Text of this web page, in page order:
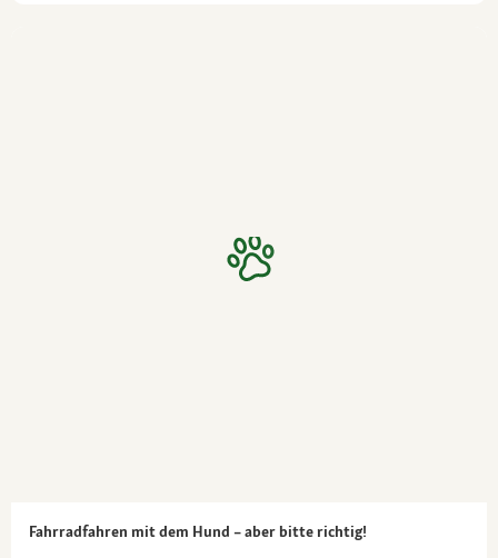
Fahrradfahren mit dem Hund – aber bitte richtig!